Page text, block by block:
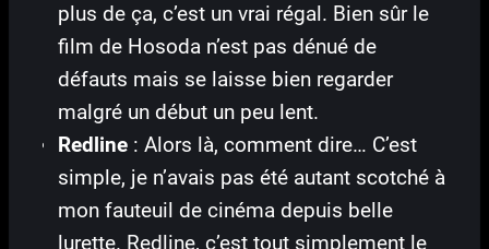
plus de ça, c’est un vrai régal. Bien sûr le
film de Hosoda n’est pas dénué de
défauts mais se laisse bien regarder
malgré un début un peu lent.
Redline: Alors là, comment dire… C’est
simple, je n’avais pas été autant scotché à
mon fauteuil de cinéma depuis belle
lurette. Redline, c’est tout simplement le